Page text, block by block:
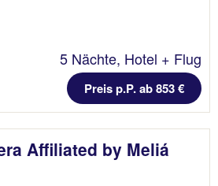
5 Nächte, Hotel + Flug
Preis p.P. ab 853 €
Affiliated by Meliá